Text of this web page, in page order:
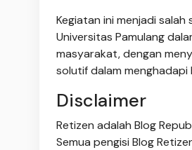
Kegiatan ini menjadi
Universitas Pamulang
masyarakat, dengan
solutif dalam
Disclaimer
Retizen adalah Blog
Semua pengisi Blog